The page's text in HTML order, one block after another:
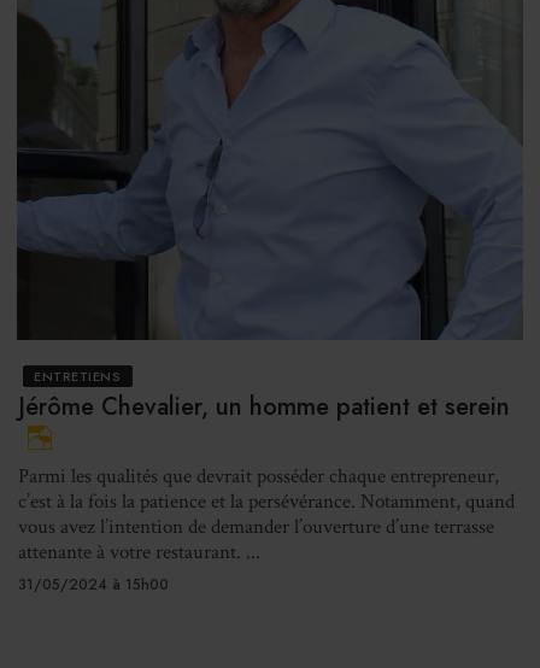
ENTRETIENS
Jérôme Chevalier, un homme patient et serein
Parmi les qualités que devrait posséder chaque entrepreneur,
c’est à la fois la patience et la persévérance. Notamment, quand
vous avez l’intention de demander l’ouverture d’une terrasse
attenante à votre restaurant. ...
31/05/2024 à 15h00